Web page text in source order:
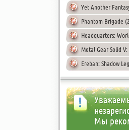
Yet Another
Phantom Brigade
Headquarters:
Metal Gear Solid
Ereban: Shadow
Мы